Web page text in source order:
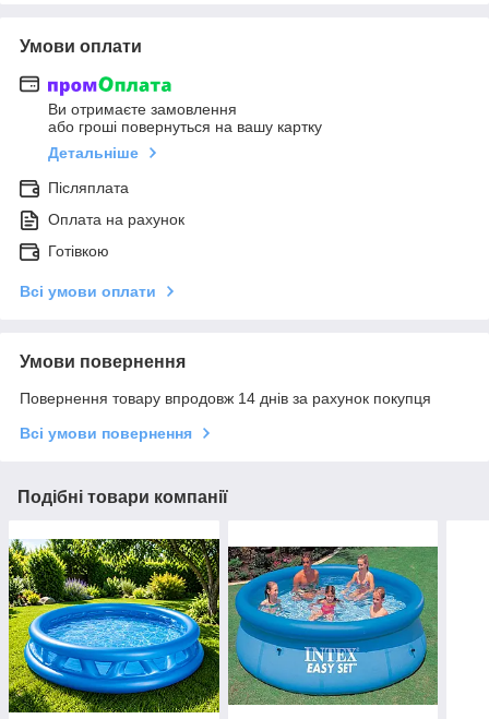
Умови оплати
Ви отримаєте замовлення
або гроші повернуться на вашу картку
Детальніше
Післяплата
Оплата на рахунок
Готівкою
Всі умови оплати
Умови повернення
Повернення товару впродовж 14 днів за рахунок покупця
Всі умови повернення
Подібні товари компанії